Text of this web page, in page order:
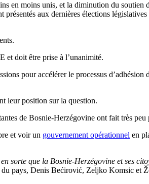
en moins unis, et la diminution du soutien
aux dernières élections
et doit être prise à l’unanimité.
pour accélérer le processus
leur position sur la question.
de Bosnie-Herzégovine ont fait très
et voir un gouvernement opérationnel en
sorte que la Bosnie-Herzégovine et ses
du pays, Denis Bećirović, Zeljko Komsic et